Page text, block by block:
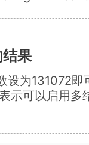
果
为131072
可以启用多